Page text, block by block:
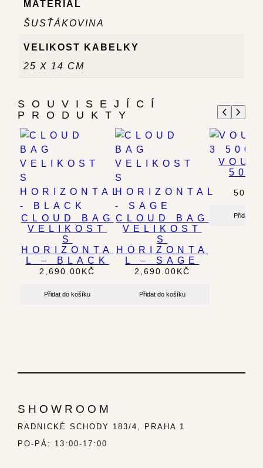
MATERIÁL
ŠUSŤÁKOVINA
VELIKOST KABELKY
25 X 14 CM
SOUVISEJÍCÍ
PRODUKTY
CLOUD BAG
VELIKOST
S
HORIZONTA
L – BLACK
2,690.00KČ
Přidat do košíku
CLOUD BAG
VELIKOST
S
HORIZONTA
L – SAGE
2,690.00KČ
Přidat do košíku
500
Přidat do
SHOWROOM
RADNICKÉ SCHODY 183/4, PRAHA 1
PO-PÁ: 13:00-17:00